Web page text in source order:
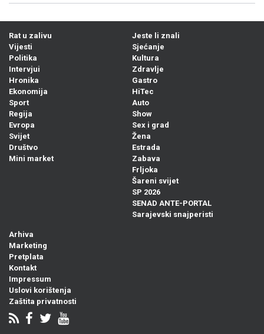
Rat u zalivu
Vijesti
Politika
Intervjui
Hronika
Ekonomija
Sport
Regija
Evropa
Svijet
Društvo
Mini market
Jeste li znali
Sjećanje
Kultura
Zdravlje
Gastro
HiTec
Auto
Show
Sex i grad
Žena
Estrada
Zabava
Frljoka
Šareni svijet
SP 2026
SENAD ANTE-PORTAL
Sarajevski snajperisti
Arhiva
Marketing
Pretplata
Kontakt
Impressum
Uslovi korištenja
Zaštita privatnosti